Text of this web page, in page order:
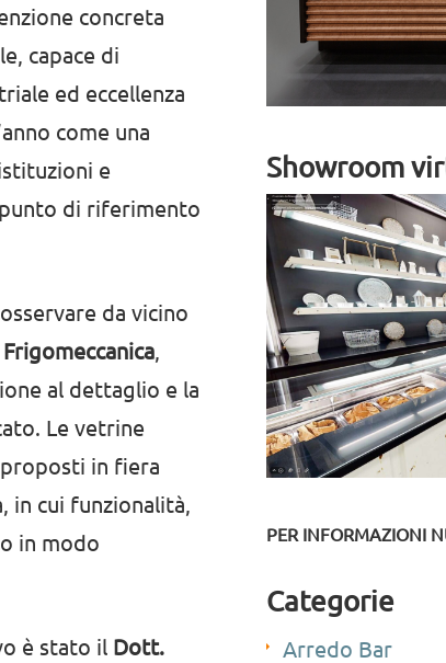
concreta
capace di
ed eccellenza
come una
e
di riferimento
da vicino
al dettaglio e la
Le vetrine
in fiera
cui funzionalità,
in modo
è stato il Dott.
Showroom
PER INFORMAZIONI
Categorie
Arredo Bar